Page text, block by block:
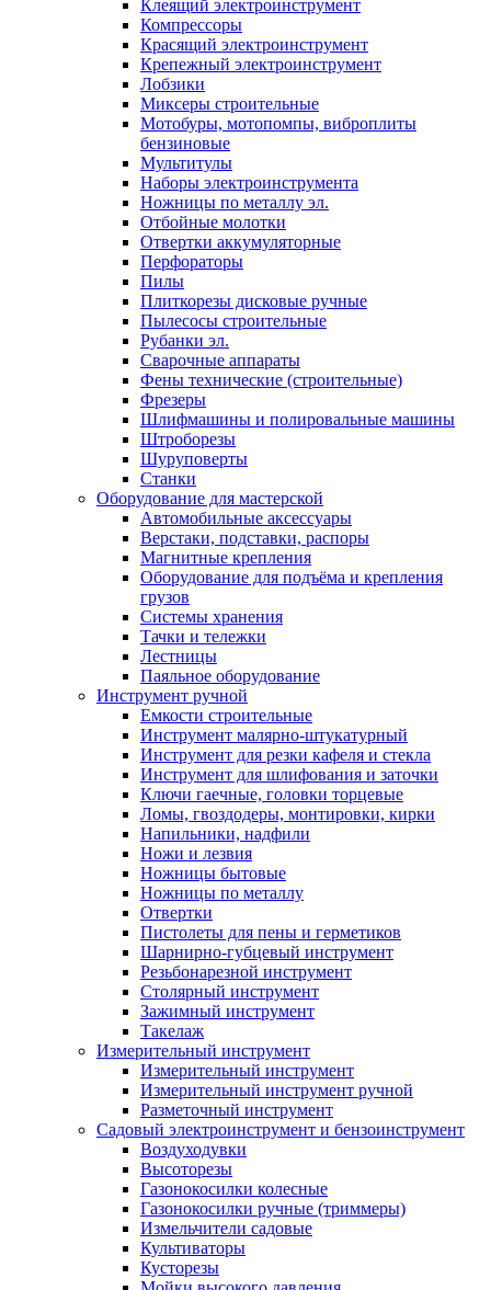
Клеящий электроинструмент
Компрессоры
Красящий электроинструмент
Крепежный электроинструмент
Лобзики
Миксеры строительные
Мотобуры, мотопомпы, виброплиты
бензиновые
Мультитулы
Наборы электроинструмента
Ножницы по металлу эл.
Отбойные молотки
Отвертки аккумуляторные
Перфораторы
Пилы
Плиткорезы дисковые ручные
Пылесосы строительные
Рубанки эл.
Сварочные аппараты
Фены технические (строительные)
Фрезеры
Шлифмашины и полировальные машины
Штроборезы
Шуруповерты
Станки
Оборудование для мастерской
Автомобильные аксессуары
Верстаки, подставки, распоры
Магнитные крепления
Оборудование для подъёма и крепления
грузов
Системы хранения
Тачки и тележки
Лестницы
Паяльное оборудование
Инструмент ручной
Емкости строительные
Инструмент малярно-штукатурный
Инструмент для резки кафеля и стекла
Инструмент для шлифования и заточки
Ключи гаечные, головки торцевые
Ломы, гвоздодеры, монтировки, кирки
Напильники, надфили
Ножи и лезвия
Ножницы бытовые
Ножницы по металлу
Отвертки
Пистолеты для пены и герметиков
Шарнирно-губцевый инструмент
Резьбонарезной инструмент
Столярный инструмент
Зажимный инструмент
Такелаж
Измерительный инструмент
Измерительный инструмент
Измерительный инструмент ручной
Разметочный инструмент
Садовый электроинструмент и бензоинструмент
Воздуходувки
Высоторезы
Газонокосилки колесные
Газонокосилки ручные (триммеры)
Измельчители садовые
Культиваторы
Кусторезы